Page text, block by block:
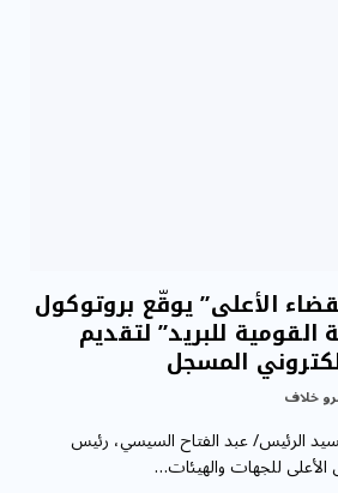
الأعلى” يوقّع بروتوكول
القومية للبريد” لتقديم
المسجل
خلاف
الرئيس/ عبد الفتاح السيسي، رئيس
للجهات والهيئات…